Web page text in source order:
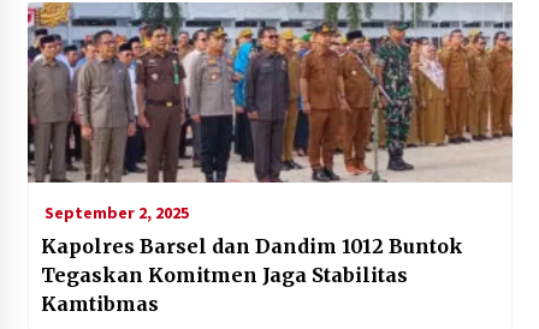
September 2, 2025
Kapolres Barsel dan Dandim 1012 Buntok
Tegaskan Komitmen Jaga Stabilitas
Kamtibmas